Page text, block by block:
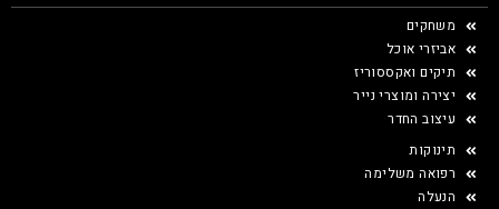
משחקים
אביזרי אוכל
תיקים ואקססוריז
יצירה ומוצרי נייר
עיצוב החדר
תינוקות
רפואה משלימה
הנעלה